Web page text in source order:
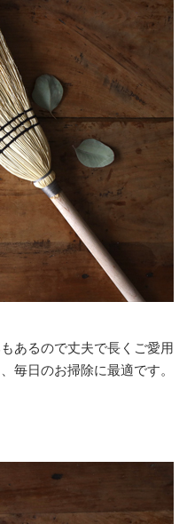
あるので丈夫で長くご愛用
毎日のお掃除に最適です。